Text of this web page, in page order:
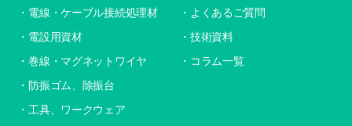
電線・ケーブル接続処理材
電設用資材
巻線・マグネットワイヤ
防振ゴム、除振台
工具、ワークウェア
よくあるご質問
技術資料
コラム一覧